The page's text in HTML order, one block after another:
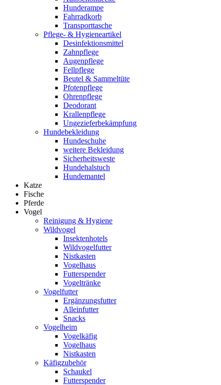
Hunderampe
Fahrradkorb
Transporttasche
Pflege- & Hygieneartikel
Desinfektionsmittel
Zahnpflege
Augenpflege
Fellpflege
Beutel & Sammeltüte
Pfotenpflege
Ohrenpflege
Deodorant
Krallenpflege
Ungezieferbekämpfung
Hundebekleidung
Hundeschuhe
weitere Bekleidung
Sicherheitsweste
Hundehalstuch
Hundemantel
Katze
Fische
Pferde
Vogel
Reinigung & Hygiene
Wildvogel
Insektenhotels
Wildvogelfutter
Nistkasten
Vogelhaus
Futterspender
Vogeltränke
Vogelfutter
Ergänzungsfutter
Alleinfutter
Snacks
Vogelheim
Vogelkäfig
Vogelhaus
Nistkasten
Käfigzubehör
Schaukel
Futterspender